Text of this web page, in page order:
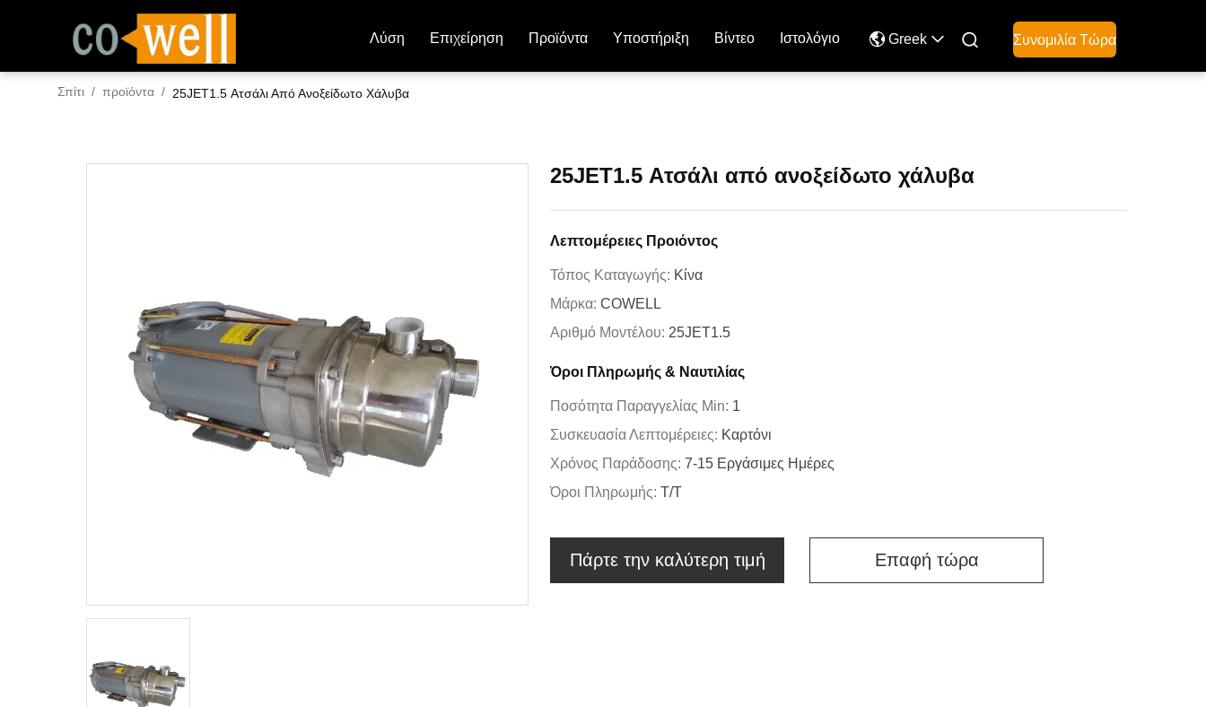
Λύση Επιχείρηση Προϊόντα Υποστήριξη Βίντεο Ιστολόγιο Greek  Συνομιλία Τώρα
Σπίτι / προϊόντα / 25JET1.5 Ατσάλι Από Ανοξείδωτο Χάλυβα
25JET1.5 Ατσάλι από ανοξείδωτο χάλυβα
Λεπτομέρειες Προιόντος
Τόπος Καταγωγής: Κίνα
Μάρκα: COWELL
Αριθμό Μοντέλου: 25JET1.5
Όροι Πληρωμής & Ναυτιλίας
Ποσότητα Παραγγελίας Min: 1
Συσκευασία Λεπτομέρειες: Καρτόνι
Χρόνος Παράδοσης: 7-15 Εργάσιμες Ημέρες
Όροι Πληρωμής: Τ/Τ
Πάρτε την καλύτερη τιμή Επαφή τώρα